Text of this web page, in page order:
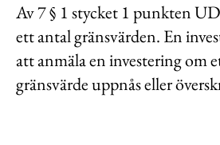
Av 7 § 1 stycket 1 punkten
ett antal gränsvärden. En
att anmäla en investering om
gränsvärde uppnås eller